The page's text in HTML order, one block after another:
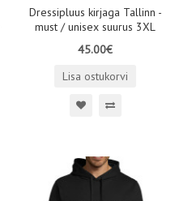
Dressipluus kirjaga Tallinn -
must / unisex suurus 3XL
45.00€
Lisa ostukorvi